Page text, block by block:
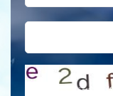
التحقق جديدة!